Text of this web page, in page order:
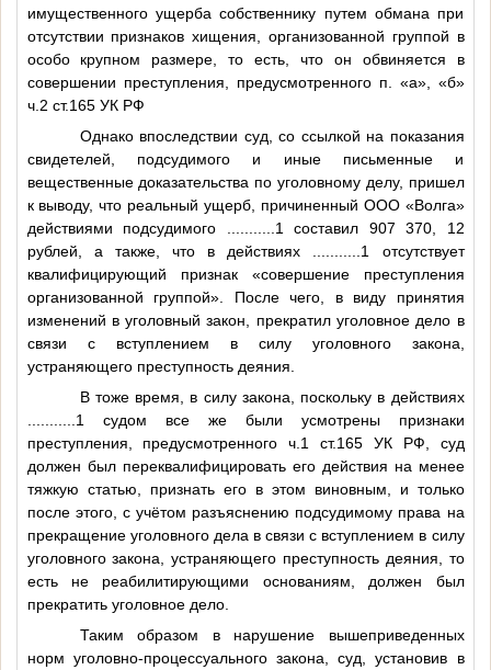
имущественного ущерба собственнику путем обмана при
отсутствии признаков хищения, организованной группой в
особо крупном размере, то есть, что он обвиняется в
совершении преступления, предусмотренного п. «а», «б»
ч.2 ст.165 УК РФ
Однако впоследствии суд, со ссылкой на показания
свидетелей, подсудимого и иные письменные и
вещественные доказательства по уголовному делу, пришел
к выводу, что реальный ущерб, причиненный ООО «Волга»
действиями подсудимого
...........1
составил 907 370, 12
рублей, а также, что в действиях
...........1
отсутствует
квалифицирующий признак «совершение преступления
организованной группой». После чего, в виду принятия
изменений в уголовный закон, прекратил уголовное дело в
связи с вступлением в силу уголовного закона,
устраняющего преступность деяния.
В тоже время, в силу закона, поскольку в действиях
...........1
судом все же были усмотрены признаки
преступления, предусмотренного ч.1 ст.165 УК РФ, суд
должен был переквалифицировать его действия на менее
тяжкую статью, признать его в этом виновным, и только
после этого, с учётом разъяснению подсудимому права на
прекращение уголовного дела в связи с вступлением в силу
уголовного закона, устраняющего преступность деяния, то
есть не реабилитирующими основаниям, должен был
прекратить уголовное дело.
Таким образом в нарушение вышеприведенных
норм уголовно-процессуального закона, суд, установив в